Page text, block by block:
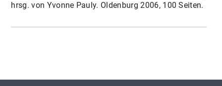
hrsg. von Yvonne Pauly. Oldenburg 2006, 100 Seiten.